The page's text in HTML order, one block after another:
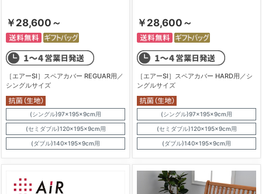
￥28,600～
［エアーSI］スペアカバー REGUAR用／
シングルサイズ
(シングル)97×195×9cm用
(セミダブル)120×195×9cm用
(ダブル)140×195×9cm用
￥28,600～
［エアーSI］スペアカバー HARD用／シ
ングルサイズ
(シングル)97×195×9cm用
(セミダブル)120×195×9cm用
(ダブル)140×195×9cm用